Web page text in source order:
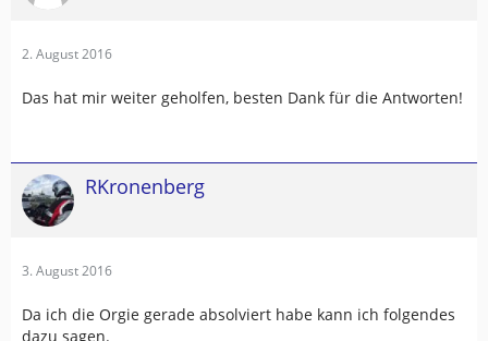
2. August 2016
Das hat mir weiter geholfen, besten Dank für die Antworten!
RKronenberg
3. August 2016
Da ich die Orgie gerade absolviert habe kann ich folgendes
dazu sagen.